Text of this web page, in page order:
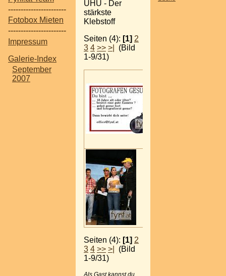
-----------------------
Fotobox Mieten
-----------------------
Impressum
Galerie-Index
September
2007
UHU - Der
stärkste
Klebstoff
Seiten (4): [1] 2
3 4 >> >|
(Bild
1-9/31)
Seiten (4): [1] 2
3 4 >> >|
(Bild
1-9/31)
Als Gast kannst du